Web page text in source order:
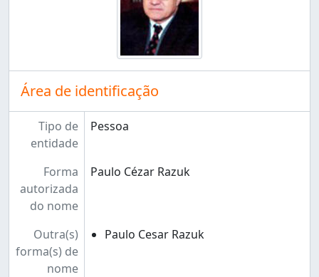
Área de identificação
Tipo de
entidade
Pessoa
Forma
autorizada
do nome
Paulo Cézar Razuk
Outra(s)
forma(s) de
nome
Paulo Cesar Razuk